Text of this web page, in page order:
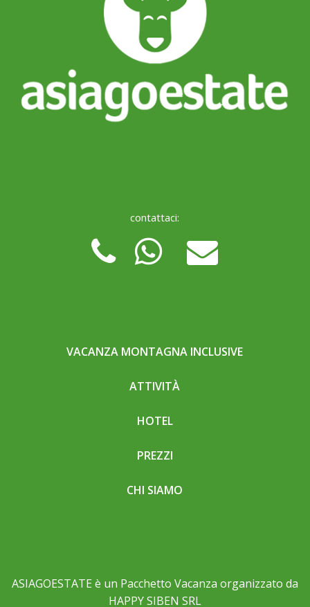
contattaci:
VACANZA MONTAGNA INCLUSIVE
ATTIVITÀ
HOTEL
PREZZI
CHI SIAMO
ASIAGOESTATE è un Pacchetto Vacanza organizzato da
HAPPY SIBEN SRL